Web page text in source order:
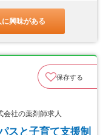
に興味がある
保存する
社の薬剤師求人
スと子育て支援制